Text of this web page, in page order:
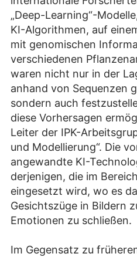
„Deep-Learning“-
KI-Algorithmen, auf
mit genomischen
verschiedenen
waren nicht nur in der
anhand von Sequenzen
sondern auch
diese Vorhersagen
Leiter der IPK-
und Modellierung“. Die
angewandte KI-
derjenigen, die im
eingesetzt wird, wo es
Gesichtszüge in Bildern
Emotionen zu schließen.
Im Gegensatz zu